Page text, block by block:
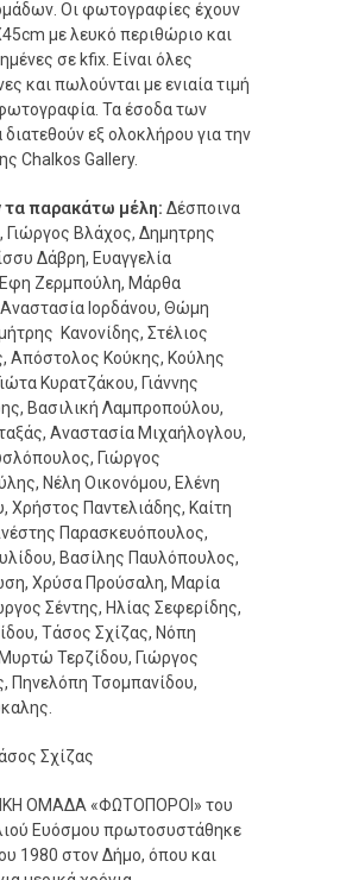
Οι φωτογραφίες έχουν
με λευκό περιθώριο και
σε kfix. Είναι όλες
και πωλούνται με ενιαία τιμή
Τα έσοδα των
εξ ολοκλήρου για την
Chalkos Gallery.
τα παρακάτω μέλη: Δέσποινα
Γιώργος Βλάχος, Δημητρης
Δάβρη, Ευαγγελία
Ζερμπούλη, Μάρθα
Ιορδάνου, Θώμη
Κανονίδης, Στέλιος
Απόστολος Κούκης, Κούλης
Κυρατζάκου, Γιάννης
Βασιλική Λαμπροπούλου,
Αναστασία Μιχαήλογλου,
Γιώργος
Νέλη Οικονόμου, Ελένη
Χρήστος Παντελιάδης, Καίτη
Παρασκευόπουλος,
Βασίλης Παυλόπουλος,
Χρύσα Προύσαλη, Μαρία
Σέντης, Ηλίας Σεφερίδης,
Τάσος Σχίζας, Νόπη
Τερζίδου, Γιώργος
Πηνελόπη Τσομπανίδου,
Σχίζας
ΟΜΑΔΑ «ΦΩΤΟΠΟΡΟΙ» του
Ευόσμου πρωτοσυστάθηκε
1980 στον Δήμο, όπου και